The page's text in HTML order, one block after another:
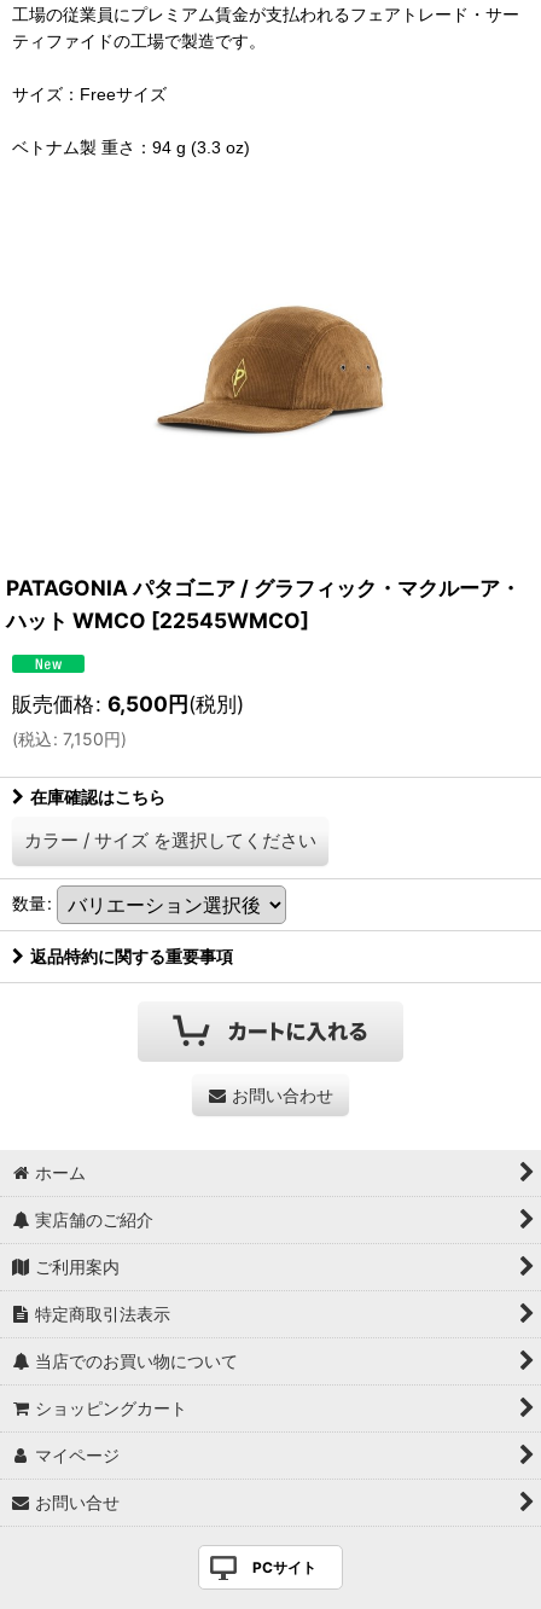
工場の従業員にプレミアム賃金が支払われるフェアトレード・サー
ティファイドの工場で製造です。
サイズ：Freeサイズ
ベトナム製 重さ：94 g (3.3 oz)
PATAGONIA パタゴニア / グラフィック・マクルーア・
ハット WMCO [22545WMCO]
販売価格: 6,500円(税別)
(税込: 7,150円)
在庫確認はこちら
カラー / サイズ を選択してください
数量:
返品特約に関する重要事項
お問い合わせ
ホーム
実店舗のご紹介
ご利用案内
特定商取引法表示
当店でのお買い物について
ショッピングカート
マイページ
お問い合せ
PCサイト